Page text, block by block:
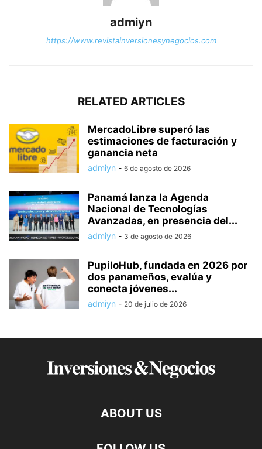
admiyn
https://www.revistainversionesynegocios.com
RELATED ARTICLES
MercadoLibre superó las
estimaciones de facturación y
ganancia neta
admiyn - 6 de agosto de 2026
Panamá lanza la Agenda
Nacional de Tecnologías
Avanzadas, en presencia del...
admiyn - 3 de agosto de 2026
PupiloHub, fundada en 2026 por
dos panameños, evalúa y
conecta jóvenes...
admiyn - 20 de julio de 2026
ABOUT US